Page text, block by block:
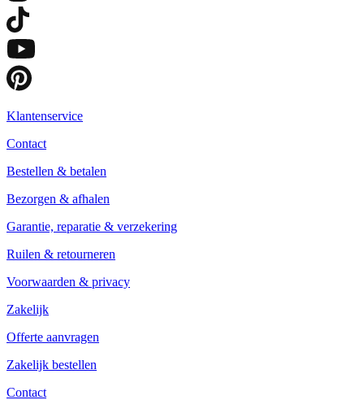
Klantenservice
Contact
Bestellen & betalen
Bezorgen & afhalen
Garantie, reparatie & verzekering
Ruilen & retourneren
Voorwaarden & privacy
Zakelijk
Offerte aanvragen
Zakelijk bestellen
Contact